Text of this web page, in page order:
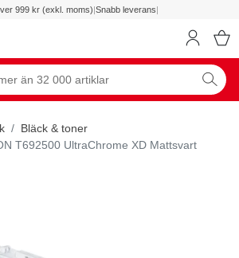
999 kr (exkl. moms)|Snabb leverans|
Bläck & toner
T692500 UltraChrome XD Mattsvart